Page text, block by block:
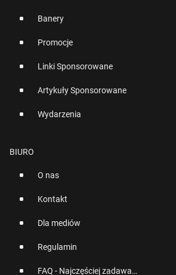
Banery
Promocje
Linki Sponsorowane
Artykuły Sponsorowane
Wydarzenia
BIURO
O nas
Kontakt
Dla mediów
Regulamin
FAQ - Najczęściej zadawane pytania